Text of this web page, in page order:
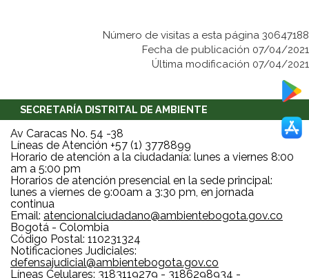
Número de visitas a esta página 30647188
Fecha de publicación 07/04/2021
Última modificación 07/04/2021
SECRETARÍA DISTRITAL DE AMBIENTE
Av Caracas No. 54 -38
Líneas de Atención +57 (1) 3778899
Horario de atención a la ciudadanía: lunes a viernes 8:00
am a 5:00 pm
Horarios de atención presencial en la sede principal:
lunes a viernes de 9:00am a 3:30 pm, en jornada
continua
Email: atencionalciudadano@ambientebogota.gov.co
Bogotá - Colombia
Código Postal: 110231324
Notificaciones Judiciales:
defensajudicial@ambientebogota.gov.co
Líneas Celulares: 3183119279 - 3186298934 -